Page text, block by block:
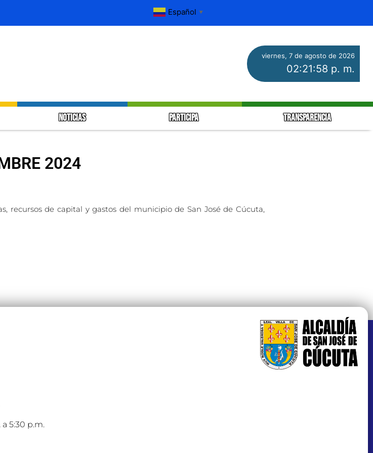
Español ▼
viernes, 7 de agosto de 2026
02:21:58 p. m.
NOTICIAS PARTICIPA TRANSPARENCIA
2024
recursos de capital y gastos del municipio de San José de Cúcuta,
5:30 p.m.